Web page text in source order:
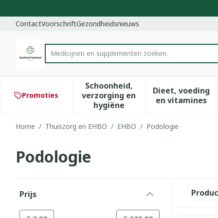
ContactVoorschriftGezondheidsnieuws
Product, merk, categorie...
Promoties
Schoonheid,
verzorging en
hygiëne
Toon submenu voor
Dieet, voeding
en vitamines
Toon
Home / Thuiszorg en EHBO / EHBO / Podologie
Podologie
Prijs